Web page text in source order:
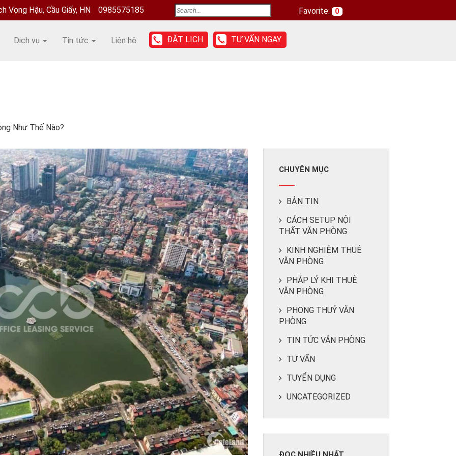
Vọng Hậu, Cầu Giấy, HN 0985575185 Favorite: 0
Dịch vụ Tin tức Liên hệ ĐẶT LỊCH TƯ VẤN NGAY
Như Thế Nào?
CHUYÊN MỤC
BẢN TIN
CÁCH SETUP NỘI
THẤT VĂN PHÒNG
KINH NGHIỆM THUÊ
VĂN PHÒNG
PHÁP LÝ KHI THUÊ
VĂN PHÒNG
PHONG THUỶ VĂN
PHÒNG
TIN TỨC VĂN PHÒNG
TƯ VẤN
TUYỂN DỤNG
UNCATEGORIZED